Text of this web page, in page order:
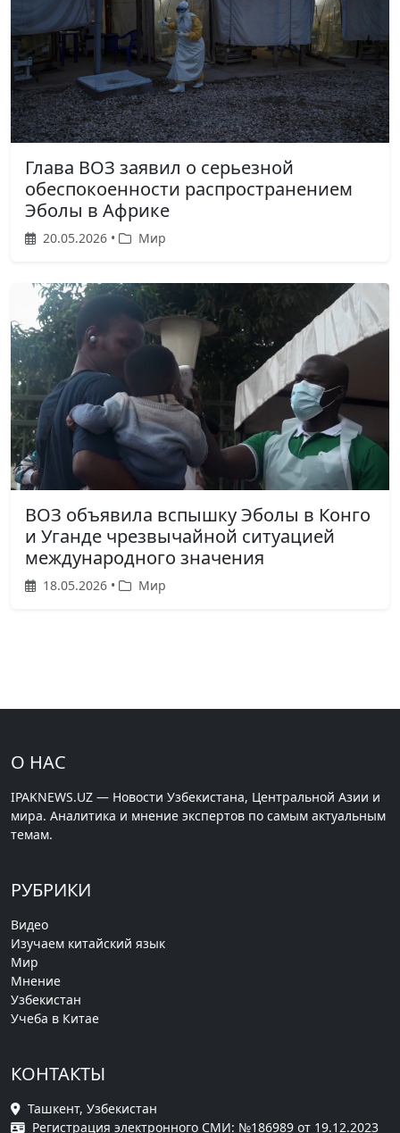
Глава ВОЗ заявил о серьезной
обеспокоенности распространением
Эболы в Африке
20.05.2026 • Мир
ВОЗ объявила вспышку Эболы в Конго
и Уганде чрезвычайной ситуацией
международного значения
18.05.2026 • Мир
О НАС
IPAKNEWS.UZ — Новости Узбекистана, Центральной Азии и
мира. Аналитика и мнение экспертов по самым актуальным
темам.
РУБРИКИ
Видео
Изучаем китайский язык
Мир
Мнение
Узбекистан
Учеба в Китае
КОНТАКТЫ
Ташкент, Узбекистан
Регистрация электронного СМИ: №186989 от 19.12.2023